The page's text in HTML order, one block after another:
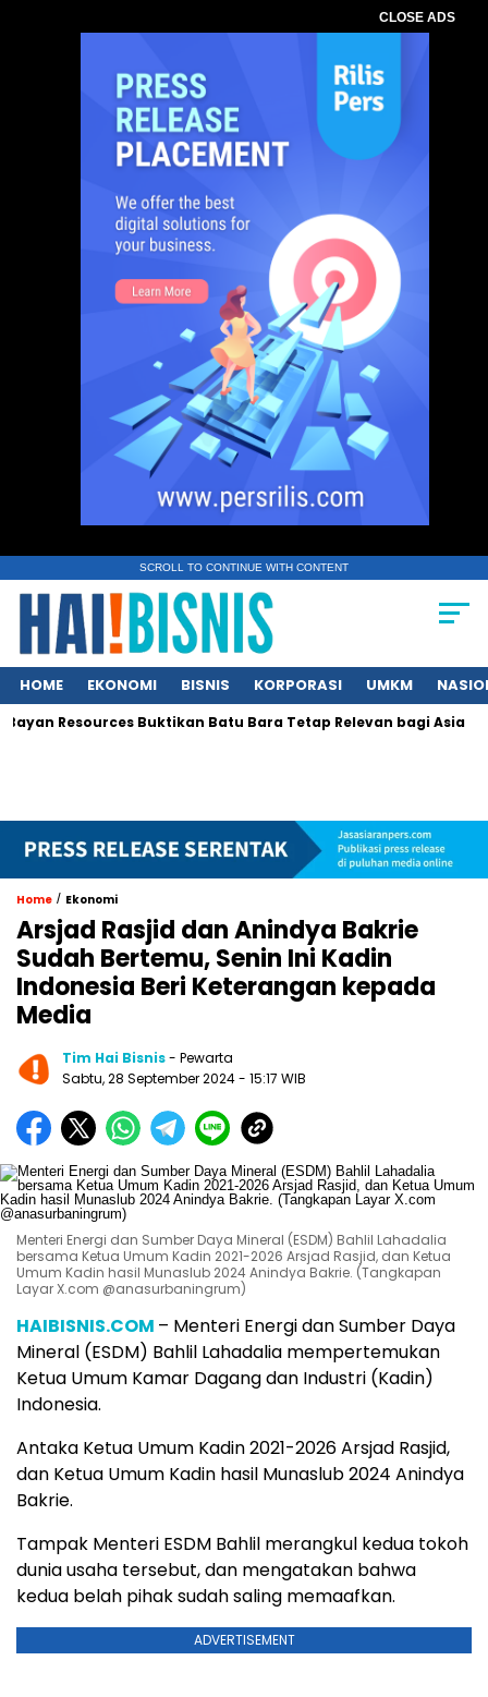
CLOSE ADS
SCROLL TO CONTINUE WITH CONTENT
HOME EKONOMI BISNIS KORPORASI UMKM
Resources Buktikan Batu Bara Tetap Relevan bagi Asia
Home / Ekonomi
Arsjad Rasjid dan Anindya Bakrie
Sudah Bertemu, Senin Ini Kadin
Indonesia Beri Keterangan kepada
Media
Tim Hai Bisnis- Pewarta
Sabtu, 28 September 2024- 15:17 WIB
Menteri Energi dan Sumber Daya Mineral (ESDM) Bahlil Lahadalia
bersama Ketua Umum Kadin 2021-2026 Arsjad Rasjid, dan Ketua
Umum Kadin hasil Munaslub 2024 Anindya Bakrie. (Tangkapan
Layar X.com @anasurbaningrum)
HAIBISNIS.COM – Menteri Energi dan Sumber Daya
Mineral (ESDM) Bahlil Lahadalia mempertemukan
Ketua Umum Kamar Dagang dan Industri (Kadin)
Indonesia.
Antaka Ketua Umum Kadin 2021-2026 Arsjad Rasjid,
dan Ketua Umum Kadin hasil Munaslub 2024 Anindya
Bakrie.
Tampak Menteri ESDM Bahlil merangkul kedua tokoh
dunia usaha tersebut, dan mengatakan bahwa
kedua belah pihak sudah saling memaafkan.
ADVERTISEMENT